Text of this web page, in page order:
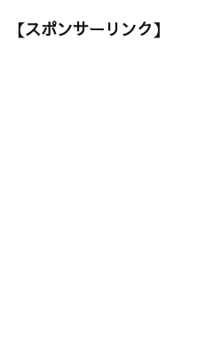
【スポンサーリンク】